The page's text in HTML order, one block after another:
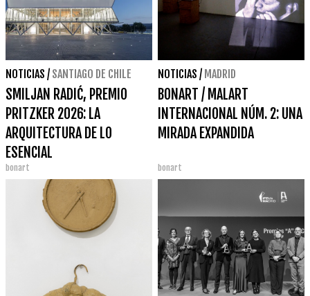
NOTICIAS / SANTIAGO DE CHILE
SMILJAN RADIĆ, PREMIO
PRITZKER 2026: LA
ARQUITECTURA DE LO
ESENCIAL
bonart
NOTICIAS / MADRID
BONART / MALART
INTERNACIONAL NÚM. 2: UNA
MIRADA EXPANDIDA
bonart